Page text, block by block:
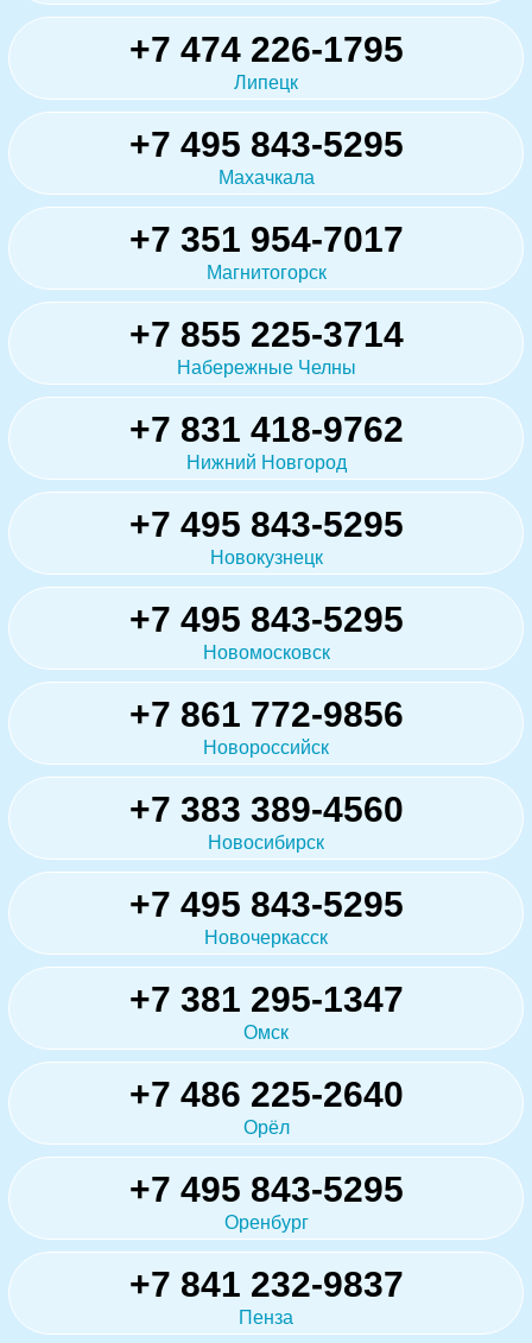
+7 474 226-1795
Липецк
+7 495 843-5295
Махачкала
+7 351 954-7017
Магнитогорск
+7 855 225-3714
Набережные Челны
+7 831 418-9762
Нижний Новгород
+7 495 843-5295
Новокузнецк
+7 495 843-5295
Новомосковск
+7 861 772-9856
Новороссийск
+7 383 389-4560
Новосибирск
+7 495 843-5295
Новочеркасск
+7 381 295-1347
Омск
+7 486 225-2640
Орёл
+7 495 843-5295
Оренбург
+7 841 232-9837
Пенза